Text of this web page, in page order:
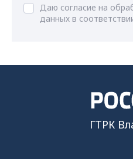
Даю согласие на
данных в
ГТРК